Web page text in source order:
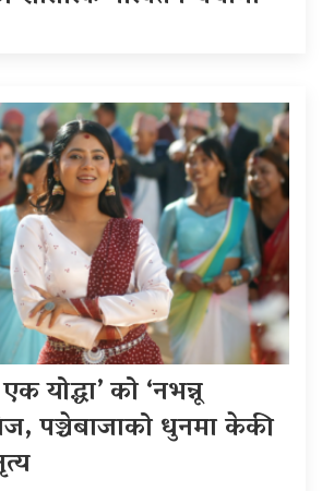
योद्धा’ को ‘नभन्नू
पञ्चेबाजाको धुनमा केकी